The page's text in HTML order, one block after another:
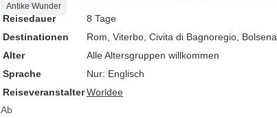
Antike Wunder
Reisedauer
8 Tage
Destinationen
Rom , Viterbo , Civita di Bagnoregio , Bolsena
Alter
Alle Altersgruppen willkommen
Sprache
Nur: Englisch
ReiseveranstalterWorldee
Ab